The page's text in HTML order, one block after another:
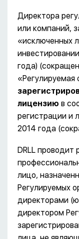
Директора
или компаний,
«исключенных
года)
«Регулируемая
лицензию в
регистрации и
2014 года
DRLL
лицо,
Регулируемых
директорами
директором